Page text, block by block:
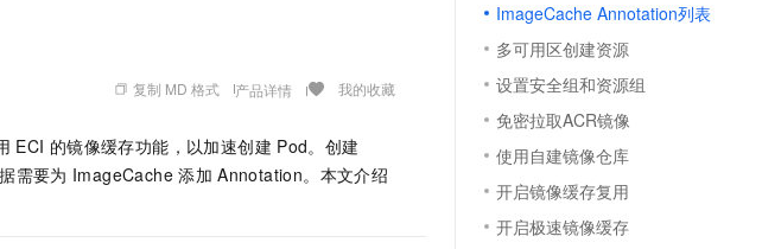
复制 MD 格式 产品详情 我的收藏
ECI 的镜像缓存功能，以加速创建 Pod。创建
需要为 ImageCache 添加 Annotation。本文介绍
ImageCache Annotation列表
多可用区创建资源
设置安全组和资源组
免密拉取ACR镜像
使用自建镜像仓库
开启镜像缓存复用
开启极速镜像缓存
与推理利器
HappyHorse-1.1-T2V
语音识别与合成
Qwen3-TTS-Flash
务
全托管，含MySQL、PostgreSQL、SQL Server、MariaDB多引擎
Qoder
面向真实软件的智能体编程平台
快速构建应用程序和网站，即刻迈出上云第一步
数字证书管理服务（原SSL证书）
实现全站HTTPS，呈现可信的WEB访问
短信服务
大数据开发治理平台 DataWorks
智能体
聪明
工程团队
轻松解锁专属 DeepSeek-V4-Pro
5 分钟轻松部署专属 QwenPaw
输入一句话想法, 轻松生成专业的 PPT
一键部署幻兽帕鲁游戏服务器
一键购买专属联机服务器，轻松开启游戏
漫剧工坊：一站式动画创作平台
快速生产连贯的高质量长漫剧
10 分钟搭建微信、支付宝小程序
高效部署网站，快速应用到小程序
时加量 10 倍，夜间低至2折
倍
从图文生成到视频创作，一键激活电商全链路生产力
AI 广告创作
图文、视频一站生成，高效打造优质广告素材
先锋实践拓展 AI 生产力的边界
飞天发布时刻
所见，即是所愿
AI 实训营
从基础到进阶，Agent 创客手把手教你
创新加速
Token 补贴，五大权
益加速 OPC 成功
JAVA
公司注册
上云迁移
代维服务
云网络合作计划
伙伴信用分合作计划
更多支持
合作伙伴培训与认证
查询合作伙伴
登录合作伙伴管理后台
信息公告
官网公告
镜像站
我要反馈
我要建议
魔搭 ModelScope
校园招聘